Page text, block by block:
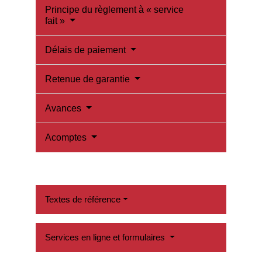
Principe du règlement à « service
fait »
Délais de paiement
Retenue de garantie
Avances
Acomptes
Textes de référence
Services en ligne et formulaires